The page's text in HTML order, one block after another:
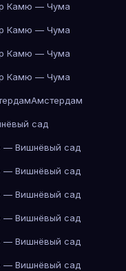
Камю — Чума
Камю — Чума
Камю — Чума
Камю — Чума
Амстердам
сад
— Вишнёвый сад
— Вишнёвый сад
— Вишнёвый сад
— Вишнёвый сад
— Вишнёвый сад
— Вишнёвый сад